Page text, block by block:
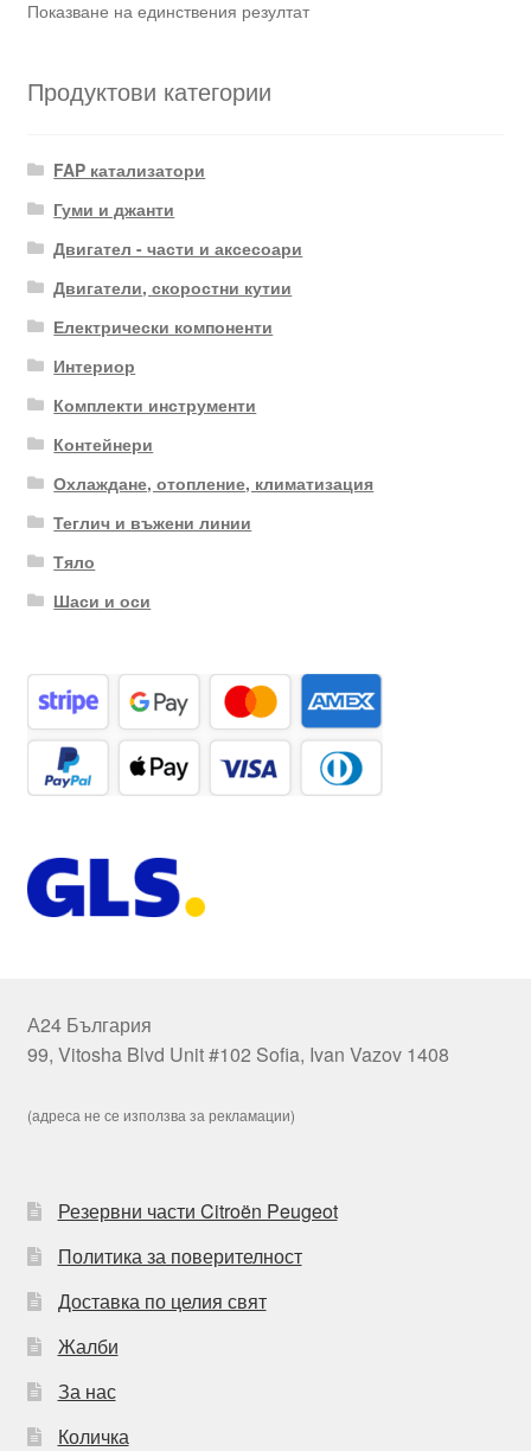
Показване на единствения резултат
Продуктови категории
FAP катализатори
Гуми и джанти
Двигател - части и аксесоари
Двигатели, скоростни кутии
Електрически компоненти
Интериор
Комплекти инструменти
Контейнери
Охлаждане, отопление, климатизация
Теглич и въжени линии
Тяло
Шаси и оси
А24 България
99, Vitosha Blvd Unit #102 Sofia, Ivan Vazov 1408
(адреса не се използва за рекламации)
Резервни части Citroën Peugeot
Политика за поверителност
Доставка по целия свят
Жалби
За нас
Количка